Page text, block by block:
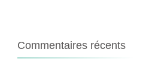
Commentaires récents